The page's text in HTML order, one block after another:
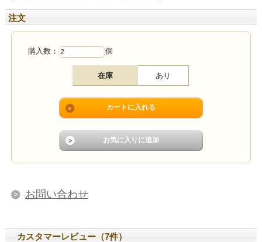
注文
購入数： 個
在庫 あり
お問い合わせ
カスタマーレビュー（7件）